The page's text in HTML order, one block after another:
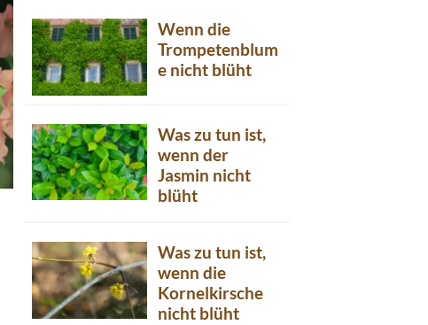
Wenn die
Trompetenblum
e nicht blüht
Was zu tun ist,
wenn der
Jasmin nicht
blüht
Was zu tun ist,
wenn die
Kornelkirsche
nicht blüht